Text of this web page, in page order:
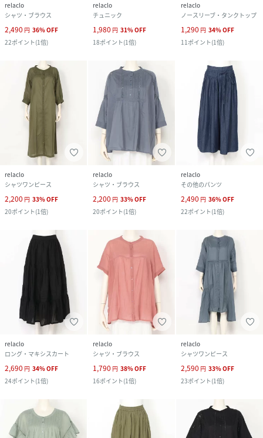
relaclo
シャツ・ブラウス
2,490 円 36%OFF
22ポイント(1倍)
relaclo
チュニック
1,980 円 31%OFF
18ポイント(1倍)
relaclo
ノースリーブ・タンクトップ
1,290 円 34%OFF
11ポイント(1倍)
relaclo
シャツワンピース
2,200 円 33%OFF
20ポイント(1倍)
relaclo
シャツ・ブラウス
2,200 円 33%OFF
20ポイント(1倍)
relaclo
その他のパンツ
2,490 円 36%OFF
22ポイント(1倍)
relaclo
ロング・マキシスカート
2,690 円 34%OFF
24ポイント(1倍)
relaclo
シャツ・ブラウス
1,790 円 38%OFF
16ポイント(1倍)
relaclo
シャツワンピース
2,590 円 33%OFF
23ポイント(1倍)